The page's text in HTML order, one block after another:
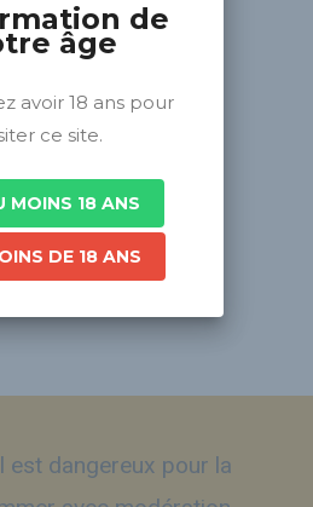
le moment.
est dangereux pour la
de
âge
avoir 18 ans pour
ce site.
MOINS 18 ANS
DE 18 ANS